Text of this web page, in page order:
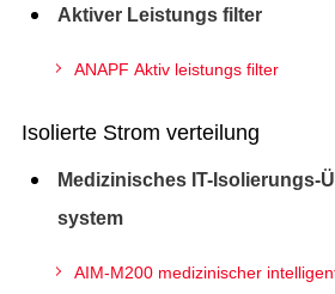
Aktiver Leistungs filter
ANAPF Aktiv leistungs filter
Isolierte Strom verteilung
Medizinisches IT-Isolierungs-
system
AIM-M200 medizinischer